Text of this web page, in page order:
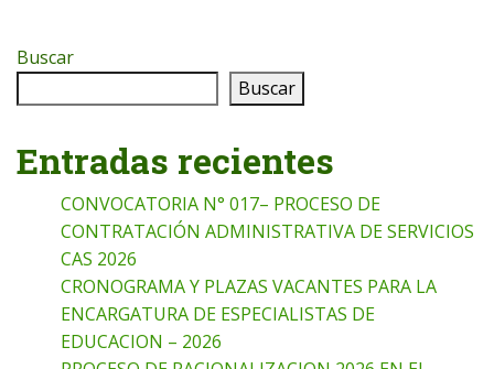
Buscar
Buscar
Entradas recientes
CONVOCATORIA N° 017– PROCESO DE
CONTRATACIÓN ADMINISTRATIVA DE SERVICIOS
CAS 2026
CRONOGRAMA Y PLAZAS VACANTES PARA LA
ENCARGATURA DE ESPECIALISTAS DE
EDUCACION – 2026